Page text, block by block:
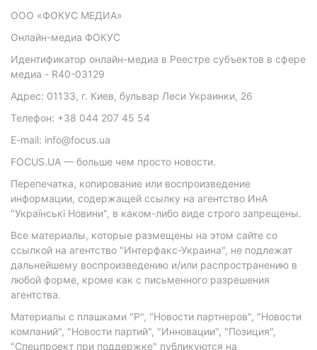
ООО «ФОКУС МЕДИА»
Онлайн-медиа ФОКУС
Идентификатор онлайн-медиа в Реестре субъектов в сфере
медиа - R40-03129
Адрес: 01133, г. Киев, бульвар Леси Украинки, 26
Телефон: +38 044 207 45 54
E-mail: info@focus.ua
FOCUS.UA — больше чем просто новости.
Перепечатка, копирование или воспроизведение
информации, содержащей ссылку на агентство ИнА
"Українські Новини", в каком-либо виде строго запрещены.
Все материалы, которые размещены на этом сайте со
ссылкой на агентство "Интерфакс-Украина", не подлежат
дальнейшему воспроизведению и/или распространению в
любой форме, кроме как с письменного разрешения
агентства.
Материалы с плашками "Р", "Новости партнеров", "Новости
компаний", "Новости партий", "Инновации", "Позиция",
"Спецпроект при поддержке" публикуются на